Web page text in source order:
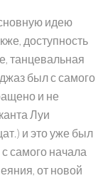
идею
доступность
танцевальная
был с самого
и не
Луи
и это уже был
самого начала
от новой